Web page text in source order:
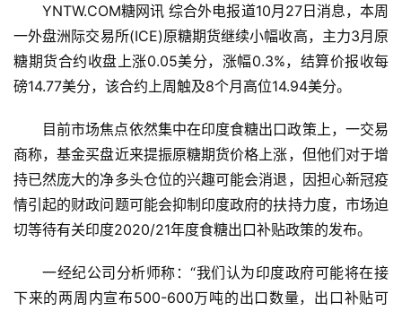
首
页
网
YNTW.COM糖网讯 综合外电报道10月27日消息，本周
一外盘洲际交易所(ICE)原糖期货继续小幅收高，主力3月原
糖期货合约收盘上涨0.05美分，涨幅0.3%，结算价报收每
磅14.77美分，该合约上周触及8个月高位14.94美分。
目前市场焦点依然集中在印度食糖出口政策上，一交易
商称，基金买盘近来提振原糖期货价格上涨，但他们对于增
持已然庞大的净多头仓位的兴趣可能会消退，因担心新冠疫
情引起的财政问题可能会抑制印度政府的扶持力度，市场迫
切等待有关印度2020/21年度食糖出口补贴政策的发布。
一经纪公司分析师称：“我们认为印度政府可能将在接
下来的两周内宣布500-600万吨的出口数量，出口补贴可